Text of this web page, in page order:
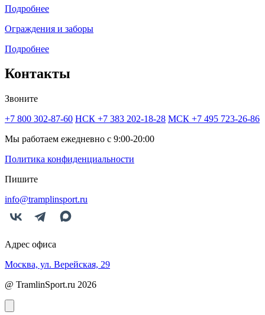
Подробнее
Ограждения и заборы
Подробнее
Контакты
Звоните
+7 800 302-87-60 НСК +7 383 202-18-28 МСК +7 495 723-26-86
Мы работаем ежедневно с 9:00-20:00
Политика конфиденциальности
Пишите
info@tramplinsport.ru
Адрес офиса
Москва, ул. Верейская, 29
@ TramlinSport.ru 2026